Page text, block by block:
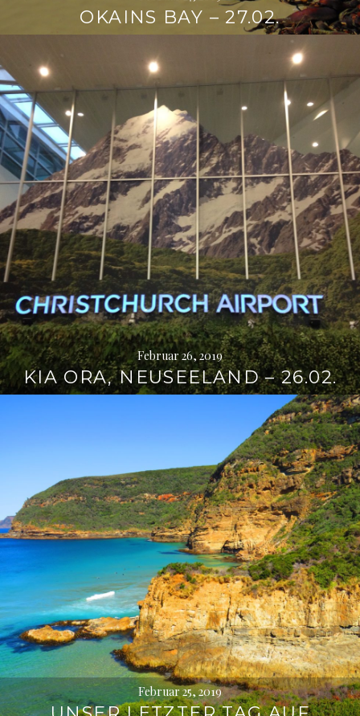
OKAINS BAY – 27.02.
Februar 26, 2019
KIA ORA, NEUSEELAND – 26.02.
Februar 25, 2019